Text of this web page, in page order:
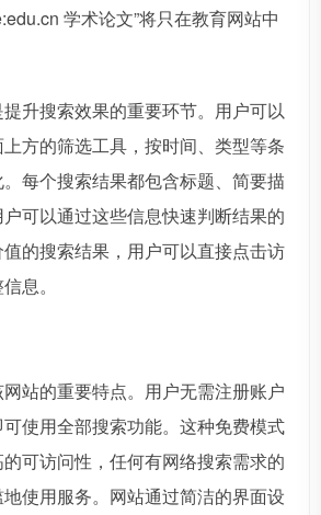
学术论文”将只在教育网站中
提升搜索效果的重要环节。用户可以
方的筛选工具，按时间、类型等条
每个搜索结果都包含标题、简要描
可以通过这些信息快速判断结果的
的搜索结果，用户可以直接点击访
息。
网站的重要特点。用户无需注册账户
使用全部搜索功能。这种免费模式
可访问性，任何有网络搜索需求的
使用服务。网站通过简洁的界面设